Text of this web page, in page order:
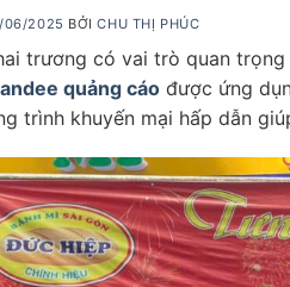
06/2025 BỞICHU THỊ PHÚC
trương có vai trò quan
quảng cáo được ứng
trình khuyến mại hấp dẫn